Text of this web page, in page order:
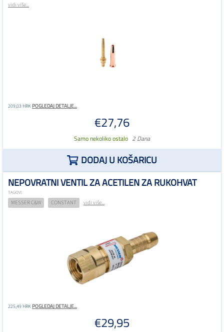
vidi više...
209,03 HRKPOGLEDAJ DETALJE...
€27,76
Samo nekoliko ostalo 2 Dana
DODAJ U KOŠARICU
NEPOVRATNI VENTIL ZA ACETILEN ZA RUKOHVAT
TAGOVI:
MESSER C&W CONSTANT vidi više...
225,49 HRKPOGLEDAJ DETALJE...
€29,95